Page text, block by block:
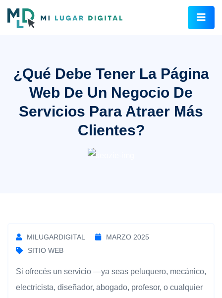
¿Qué Debe Tener La Página
Web De Un Negocio De
Servicios Para Atraer Más
Clientes?
MILUGARDIGITAL
MARZO 2025
SITIO WEB
Si ofrecés un servicio —ya seas peluquero, mecánico,
electricista, diseñador, abogado, profesor, o cualquier